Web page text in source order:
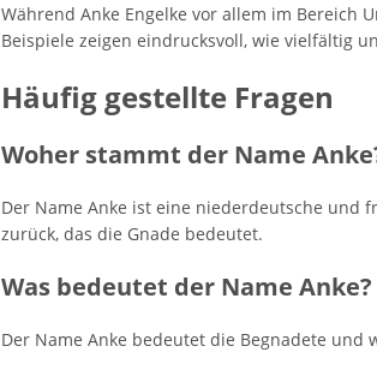
Während Anke Engelke vor allem im Bereich
Beispiele zeigen eindrucksvoll, wie vielfältig
Häufig gestellte Fragen
Woher stammt der Name
Der Name Anke ist eine niederdeutsche und
zurück, das die Gnade bedeutet.
Was bedeutet der Name Anke?
Der Name Anke bedeutet die Begnadete